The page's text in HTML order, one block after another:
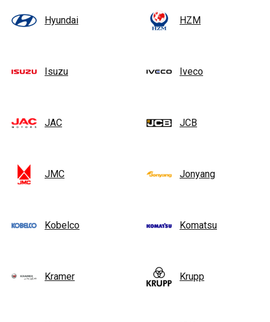
Hyundai HZM
Isuzu Iveco
JAC JCB
JMC Jonyang
Kobelco Komatsu
Kramer Krupp